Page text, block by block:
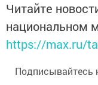
Читайте
национальном
https://max.ru/
Подписывайтесь